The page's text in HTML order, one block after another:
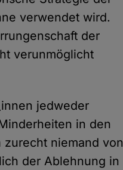
verwendet wird.
der
verunmöglicht
jedweder
in den
niemand von
der Ablehnung in